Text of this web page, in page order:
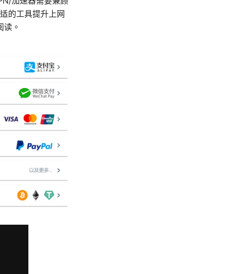
的工具提升上网
。